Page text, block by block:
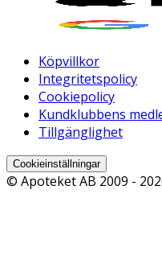
Köpvillkor
Integritetspolicy
Cookiepolicy
Kundklubbens
Tillgänglighet
Cookieinställningar
© Apoteket AB 2009 -